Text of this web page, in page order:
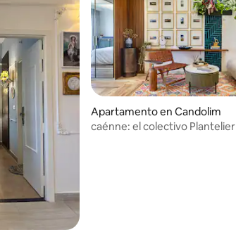
Apartamento en Candolim
caénne: el colectivo Plantelier